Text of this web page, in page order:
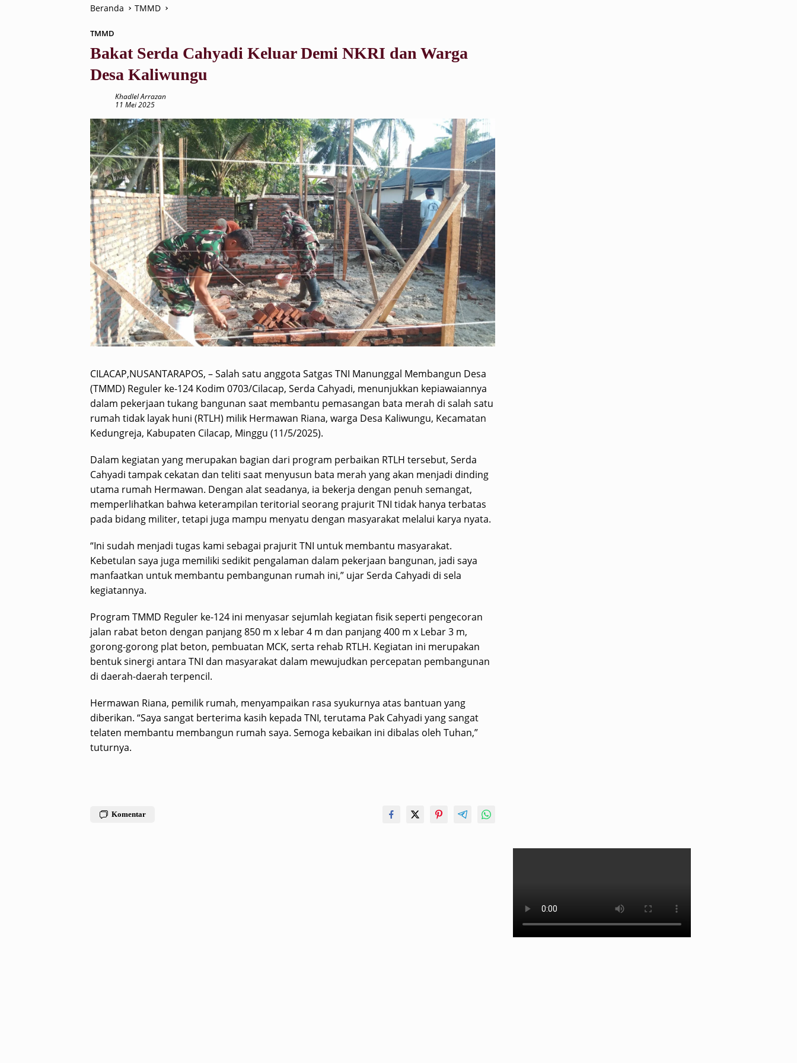
Beranda TMMD
TMMD
Bakat Serda Cahyadi Keluar Demi NKRI dan Warga
Desa Kaliwungu
Khadlel Arrazan
11 Mei 2025
CILACAP,NUSANTARAPOS, – Salah satu anggota Satgas TNI Manunggal Membangun Desa
(TMMD) Reguler ke-124 Kodim 0703/Cilacap, Serda Cahyadi, menunjukkan kepiawaiannya
dalam pekerjaan tukang bangunan saat membantu pemasangan bata merah di salah satu
rumah tidak layak huni (RTLH) milik Hermawan Riana, warga Desa Kaliwungu, Kecamatan
Kedungreja, Kabupaten Cilacap, Minggu (11/5/2025).
Dalam kegiatan yang merupakan bagian dari program perbaikan RTLH tersebut, Serda
Cahyadi tampak cekatan dan teliti saat menyusun bata merah yang akan menjadi dinding
utama rumah Hermawan. Dengan alat seadanya, ia bekerja dengan penuh semangat,
memperlihatkan bahwa keterampilan teritorial seorang prajurit TNI tidak hanya terbatas
pada bidang militer, tetapi juga mampu menyatu dengan masyarakat melalui karya nyata.
“Ini sudah menjadi tugas kami sebagai prajurit TNI untuk membantu masyarakat.
Kebetulan saya juga memiliki sedikit pengalaman dalam pekerjaan bangunan, jadi saya
manfaatkan untuk membantu pembangunan rumah ini,” ujar Serda Cahyadi di sela
kegiatannya.
Program TMMD Reguler ke-124 ini menyasar sejumlah kegiatan fisik seperti pengecoran
jalan rabat beton dengan panjang 850 m x lebar 4 m dan panjang 400 m x Lebar 3 m,
gorong-gorong plat beton, pembuatan MCK, serta rehab RTLH. Kegiatan ini merupakan
bentuk sinergi antara TNI dan masyarakat dalam mewujudkan percepatan pembangunan
di daerah-daerah terpencil.
Hermawan Riana, pemilik rumah, menyampaikan rasa syukurnya atas bantuan yang
diberikan. “Saya sangat berterima kasih kepada TNI, terutama Pak Cahyadi yang sangat
telaten membantu membangun rumah saya. Semoga kebaikan ini dibalas oleh Tuhan,”
tuturnya.
Komentar